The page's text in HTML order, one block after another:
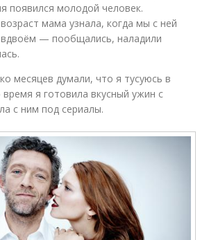
появился молодой человек.
мама узнала, когда мы с ней
— пообщались, наладили
месяцев думали, что я тусуюсь в
время я готовила вкусный ужин с
с ним под сериалы.